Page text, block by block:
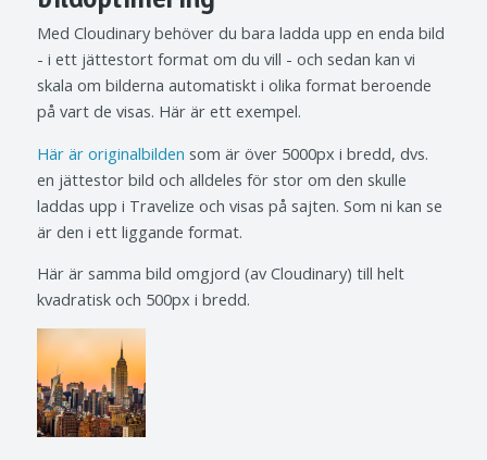
Med Cloudinary behöver du bara ladda upp en enda bild
- i ett jättestort format om du vill - och sedan kan vi
skala om bilderna automatiskt i olika format beroende
på vart de visas. Här är ett exempel.
Här är originalbilden som är över 5000px i bredd, dvs.
en jättestor bild och alldeles för stor om den skulle
laddas upp i Travelize och visas på sajten. Som ni kan se
är den i ett liggande format.
Här är samma bild omgjord (av Cloudinary) till helt
kvadratisk och 500px i bredd.